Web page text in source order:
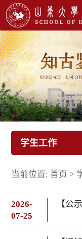
学生工作
当前位置: 首页 >
2026-
07-25